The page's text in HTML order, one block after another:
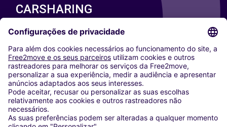
CARSHARING
NOSSAS CIDADES
Washington DC
Milan
Rome
Turin
Vienna
Berlin
Cologne
Dusseldorf